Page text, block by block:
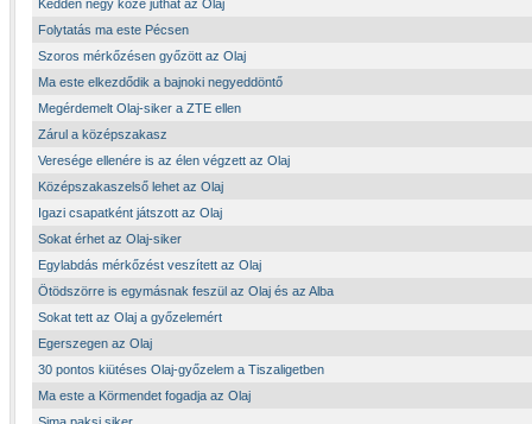
Kedden négy közé juthat az Olaj
Folytatás ma este Pécsen
Szoros mérkőzésen győzött az Olaj
Ma este elkezdődik a bajnoki negyeddöntő
Megérdemelt Olaj-siker a ZTE ellen
Zárul a középszakasz
Veresége ellenére is az élen végzett az Olaj
Középszakaszelső lehet az Olaj
Igazi csapatként játszott az Olaj
Sokat érhet az Olaj-siker
Egylabdás mérkőzést veszített az Olaj
Ötödszörre is egymásnak feszül az Olaj és az Alba
Sokat tett az Olaj a győzelemért
Egerszegen az Olaj
30 pontos kiütéses Olaj-győzelem a Tiszaligetben
Ma este a Körmendet fogadja az Olaj